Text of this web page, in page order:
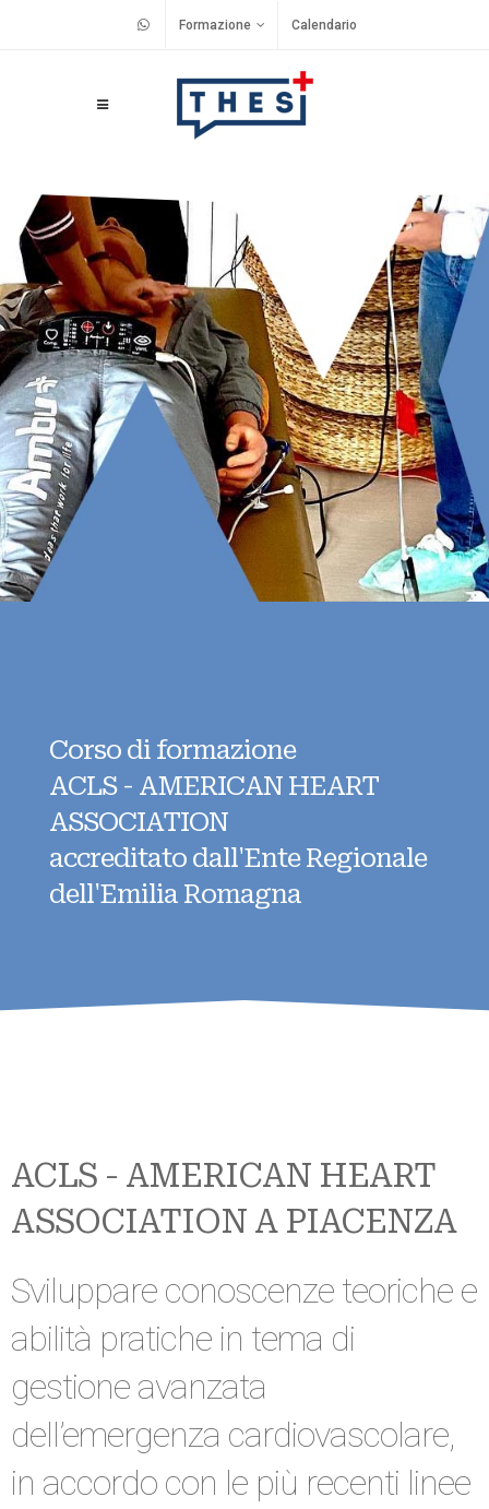
Formazione Calendario
Corso di formazione
ACLS - AMERICAN HEART
ASSOCIATION
accreditato dall'Ente Regionale
dell'Emilia Romagna
ACLS - AMERICAN HEART
ASSOCIATION A PIACENZA
Sviluppare conoscenze teoriche e
abilità pratiche in tema di
gestione avanzata
dell’emergenza cardiovascolare,
in accordo con le più recenti linee